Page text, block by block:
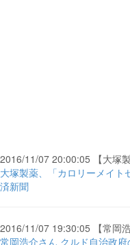
2016/11/07 20:00:05 【大塚製
大塚製薬、「カロリーメイト
済新聞
2016/11/07 19:30:05 【常岡浩
常岡浩介さん クルド自治政